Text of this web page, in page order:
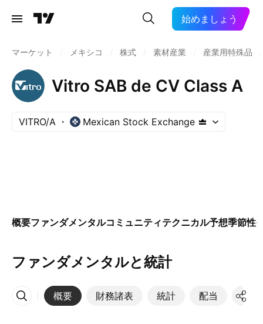
始めましょう
マーケット メキシコ 株式 素材産業 産業用特殊品
Vitro SAB de CV Class A
VITRO/A Mexican Stock Exchange
概要ファンダメンタルコミュニティテクニカル予想季節性
ファンダメンタルと統計
概要 財務諸表 統計 配当 決算
その他